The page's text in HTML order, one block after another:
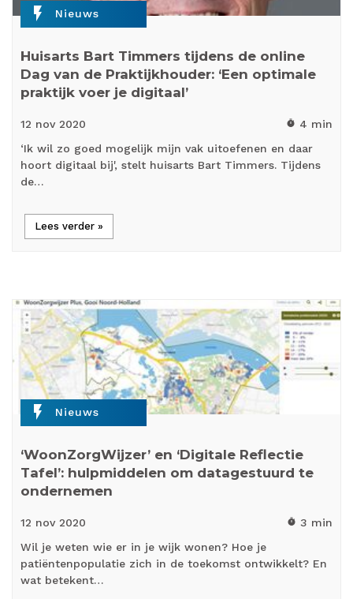
flash_on Nieuws
Huisarts Bart Timmers tijdens de online
Dag van de Praktijkhouder: ‘Een optimale
praktijk voer je digitaal’
12 nov 2020 timer 4 min
‘Ik wil zo goed mogelijk mijn vak uitoefenen en daar
hoort digitaal bij', stelt huisarts Bart Timmers. Tijdens
de…
Lees verder »
flash_on Nieuws
‘WoonZorgWijzer’ en ‘Digitale Reflectie
Tafel’: hulpmiddelen om datagestuurd te
ondernemen
12 nov 2020 timer 3 min
Wil je weten wie er in je wijk wonen? Hoe je
patiëntenpopulatie zich in de toekomst ontwikkelt? En
wat betekent…